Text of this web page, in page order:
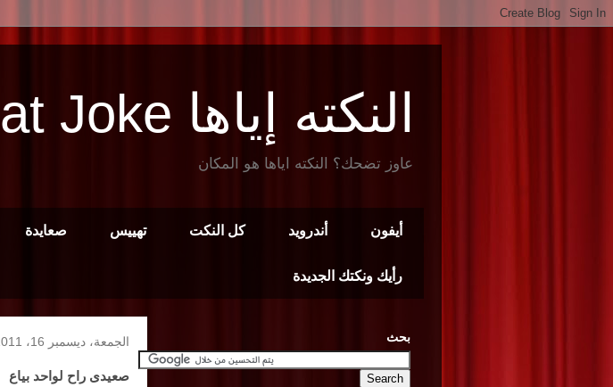
النكته إياها That Joke
عاوز تضحك؟ النكته اياها هو المكان
أيفون أندرويد كل النكت تهييس صعايدة
رأيك ونكتك الجديدة
الجمعة، ديسمبر 16، 2011
صعيدى راح لواحد بياع
بحث